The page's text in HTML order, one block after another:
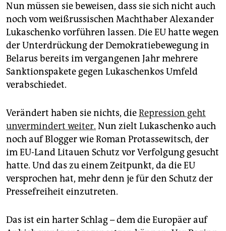
Nun müssen sie beweisen, dass sie sich nicht auch
noch vom weißrussischen Machthaber Alexander
Lukaschenko vorführen lassen. Die EU hatte wegen
der Unterdrückung der Demokratiebewegung in
Belarus bereits im vergangenen Jahr mehrere
Sanktionspakete gegen Lukaschenkos Umfeld
verabschiedet.
Verändert haben sie nichts, dieRepression geht
unvermindert weiter. Nun zielt Lukaschenko auch
noch auf Blogger wie Roman Protassewitsch, der
im EU-Land Litauen Schutz vor Verfolgung gesucht
hatte. Und das zu einem Zeitpunkt, da die EU
versprochen hat, mehr denn je für den Schutz der
Pressefreiheit einzutreten.
Das ist ein harter Schlag – dem die Europäer auf